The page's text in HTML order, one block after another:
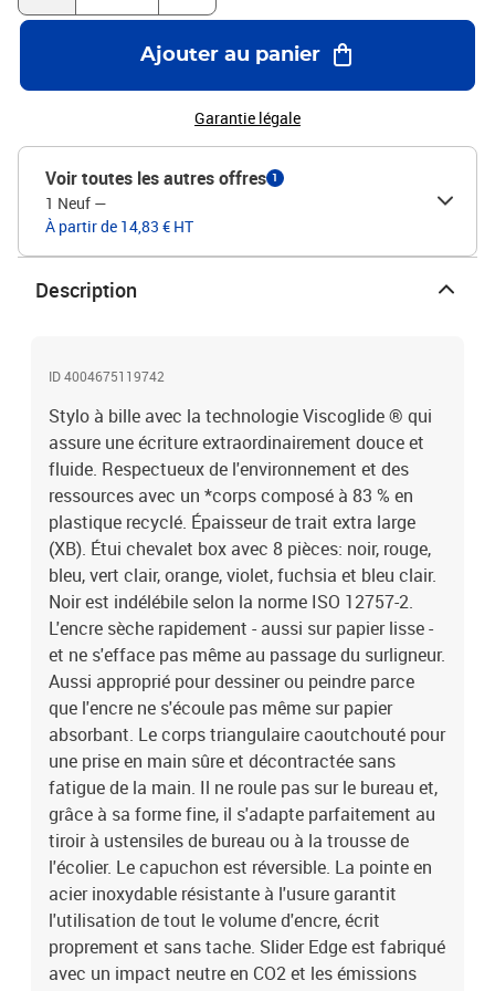
résistante à l'usure garantit l'utilisation de tout le volume d'encre,
écrit proprement et sans tache. Slider Edge est fabriqué avec un
impact neutre en CO2 et les émissions inévitables sont
entièrement compensées.
Ajouter au panier
Garantie légale
Voir toutes les autres offres 1
1 Neuf —
À partir de 14,83 € HT
Description
ID 4004675119742
Stylo à bille avec la technologie Viscoglide ® qui
assure une écriture extraordinairement douce et
fluide. Respectueux de l'environnement et des
ressources avec un *corps composé à 83 % en
plastique recyclé. Épaisseur de trait extra large
(XB). Étui chevalet box avec 8 pièces: noir, rouge,
bleu, vert clair, orange, violet, fuchsia et bleu clair.
Noir est indélébile selon la norme ISO 12757-2.
L'encre sèche rapidement - aussi sur papier lisse -
et ne s'efface pas même au passage du surligneur.
Aussi approprié pour dessiner ou peindre parce
que l'encre ne s'écoule pas même sur papier
absorbant. Le corps triangulaire caoutchouté pour
une prise en main sûre et décontractée sans
fatigue de la main. Il ne roule pas sur le bureau et,
grâce à sa forme fine, il s'adapte parfaitement au
tiroir à ustensiles de bureau ou à la trousse de
l'écolier. Le capuchon est réversible. La pointe en
acier inoxydable résistante à l'usure garantit
l'utilisation de tout le volume d'encre, écrit
proprement et sans tache. Slider Edge est fabriqué
avec un impact neutre en CO2 et les émissions